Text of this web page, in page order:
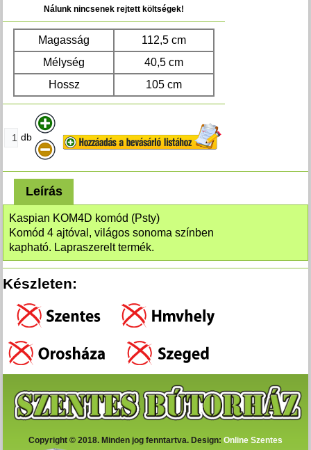
Nálunk nincsenek rejtett költségek!
Magasság
112,5 cm
Mélység
40,5 cm
Hossz
105 cm
db
Leírás
Kaspian KOM4D komód (Psty)
Komód 4 ajtóval, világos sonoma színben
kapható. Lapraszerelt termék.
Készleten:
Copyright © 2018. Minden jog fenntartva. Design: Online Szentes